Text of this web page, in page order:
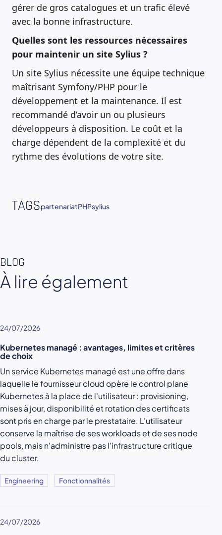
gérer de gros catalogues et un trafic élevé
avec la bonne infrastructure.
Quelles sont les ressources nécessaires
pour maintenir un site Sylius ?
Un site Sylius nécessite une équipe technique
maîtrisant Symfony/PHP pour le
développement et la maintenance. Il est
recommandé d’avoir un ou plusieurs
développeurs à disposition. Le coût et la
charge dépendent de la complexité et du
rythme des évolutions de votre site.
TAGSpartenariatPHPsylius
BLOG
À lire également
24/07/2026
Kubernetes managé : avantages, limites et critères
de choix
Un service Kubernetes managé est une offre dans
laquelle le fournisseur cloud opère le control plane
Kubernetes à la place de l'utilisateur : provisioning,
mises à jour, disponibilité et rotation des certificats
sont pris en charge par le prestataire. L'utilisateur
conserve la maîtrise de ses workloads et de ses node
pools, mais n'administre pas l'infrastructure critique
du cluster.
Engineering Fonctionnalités
24/07/2026